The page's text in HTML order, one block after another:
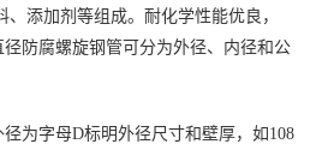
添加剂等组成。耐化学性能优良，
防腐螺旋钢管可分为外径、内径和公
为字母D标明外径尺寸和壁厚，如108